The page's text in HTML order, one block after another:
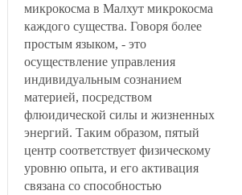
микрокосма в Малхут микрокосма
каждого существа. Говоря более
простым языком, - это
осуществление управления
индивидуальным сознанием
материей, посредством
флюидической силы и жизненных
энергий. Таким образом, пятый
центр соответствует физическому
уровню опыта, и его активация
связана со способностью